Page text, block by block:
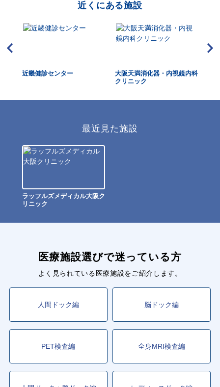
近くにある施設
近畿健診センター
大阪天満消化器・内視鏡内科
クリニック
最近見た施設
ラッフルズメディカル大阪ク
リニック
医療施設選びで迷っている方
よく見られている医療施設をご紹介します。
人間ドック編 脳ドック編
PET検査編 全身MRI検査編